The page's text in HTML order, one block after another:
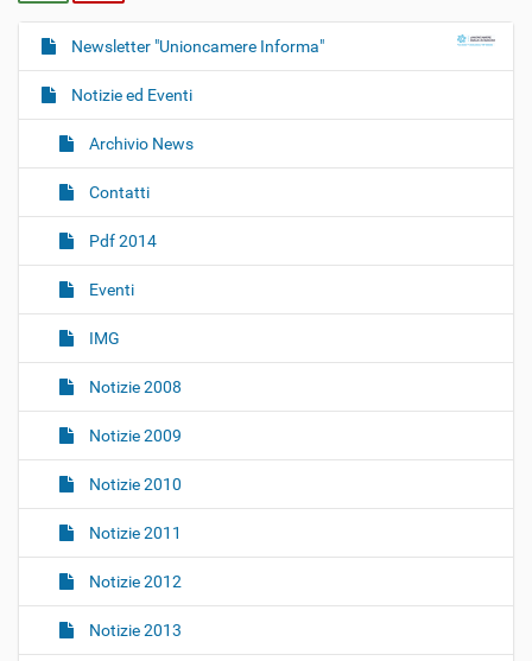
N
a
v
g
i
n
Newsletter "Unioncamere Informa"
Notizie ed Eventi
Archivio News
Contatti
Pdf 2014
Eventi
IMG
Notizie 2008
Notizie 2009
Notizie 2010
Notizie 2011
Notizie 2012
Notizie 2013